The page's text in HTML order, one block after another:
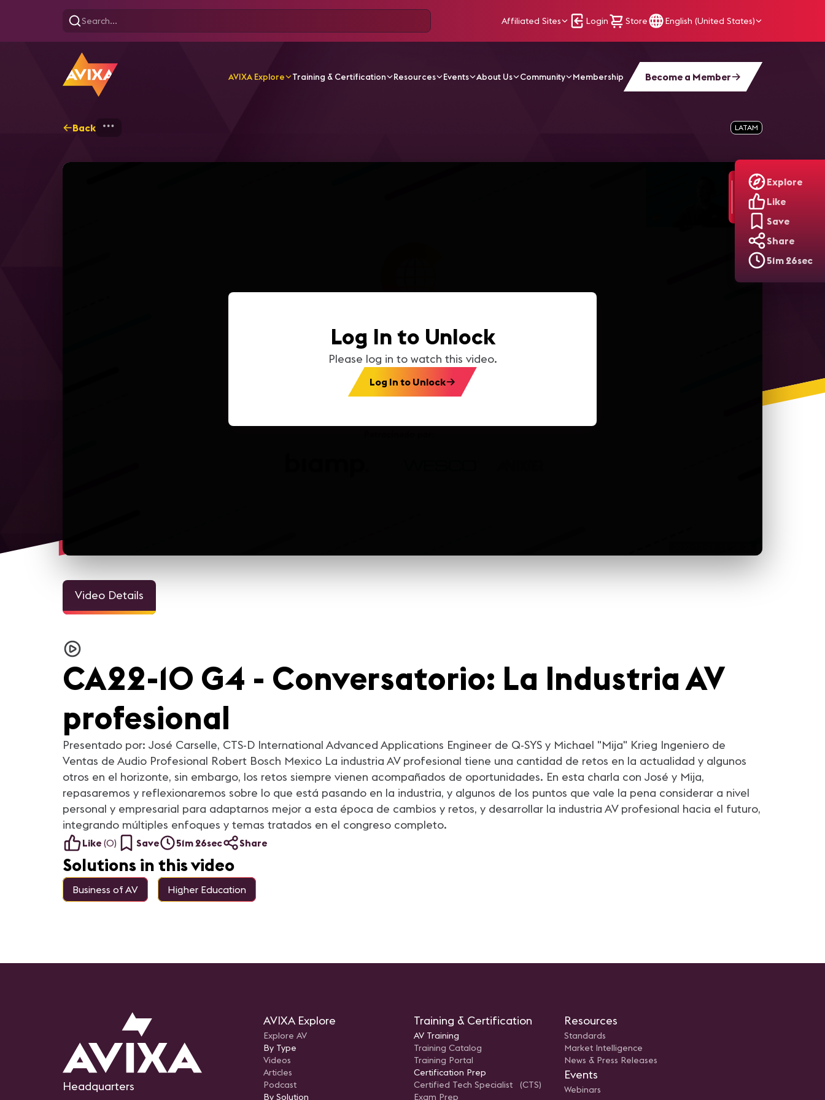
Affiliated Sites Login Store English (United States)
AVIXA Explore Training & Certification Resources Events About Us Community Membership Become a Member
Explore
Like
Save
Share
51m 26sec
Back LATAM
Log In to Unlock
Please log in to watch this video.
Log In to Unlock
Video Details
CA22-10 G4 - Conversatorio: La Industria AV
profesional
Presentado por: José Carselle, CTS-D International Advanced Applications Engineer de Q-SYS y Michael "Mija" Krieg Ingeniero de
Ventas de Audio Profesional Robert Bosch Mexico La industria AV profesional tiene una cantidad de retos en la actualidad y algunos
otros en el horizonte, sin embargo, los retos siempre vienen acompañados de oportunidades. En esta charla con José y Mija,
repasaremos y reflexionaremos sobre lo que está pasando en la industria, y algunos de los puntos que vale la pena considerar a nivel
personal y empresarial para adaptarnos mejor a esta época de cambios y retos, y desarrollar la industria AV profesional hacia el futuro,
integrando múltiples enfoques y temas tratados en el congreso completo.
Like (0) Save 51m 26sec Share
Solutions in this video
Business of AV Higher Education
Headquarters
AVIXA Explore
Explore AV
By Type
Videos
Articles
Podcast
By Solution
Training & Certification
AV Training
Training Catalog
Training Portal
Certification Prep
Certified Tech Specialist (CTS)
Exam Prep
Resources
Standards
Market Intelligence
News & Press Releases
Events
Webinars